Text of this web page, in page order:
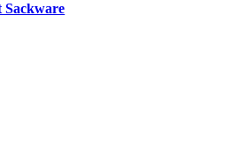
Sackware